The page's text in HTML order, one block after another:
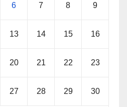
6 7 8 9
13 14 15 16
20 21 22 23
27 28 29 30